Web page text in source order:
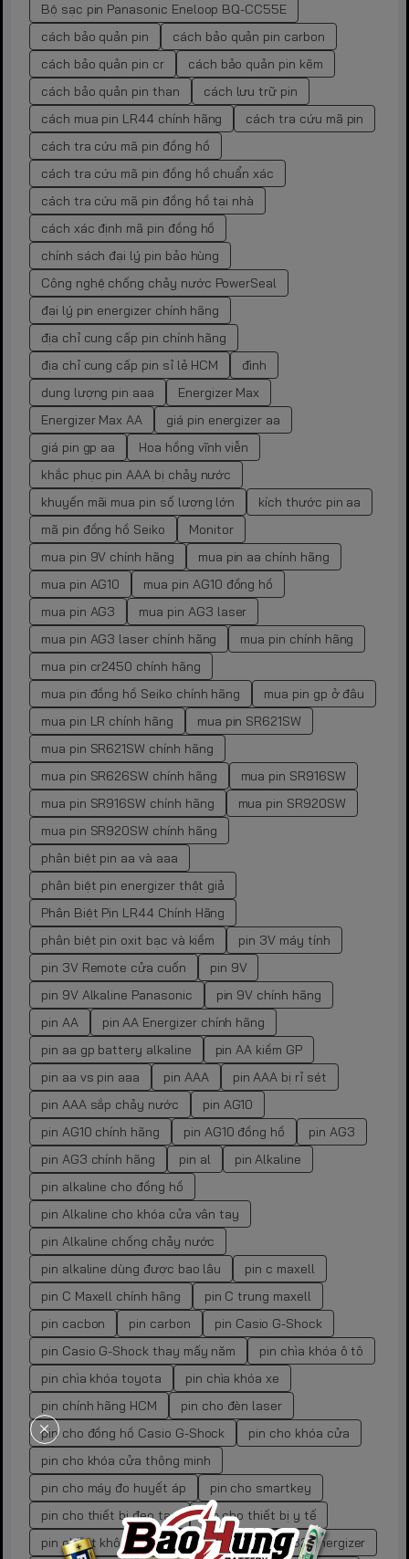
Bộ sạc pin Panasonic Eneloop BQ-CC55E
cách bảo quản pin
cách bảo quản pin carbon
cách bảo quản pin cr
cách bảo quản pin kẽm
cách bảo quản pin than
cách lưu trữ pin
cách mua pin LR44 chính hãng
cách tra cứu mã pin
cách tra cứu mã pin đồng hồ
cách tra cứu mã pin đồng hồ chuẩn xác
cách tra cứu mã pin đồng hồ tại nhà
cách xác định mã pin đồng hồ
chính sách đại lý pin bảo hùng
Công nghệ chống chảy nước PowerSeal
đại lý pin energizer chính hãng
địa chỉ cung cấp pin chính hãng
địa chỉ cung cấp pin sỉ lẻ HCM
đình
dung lượng pin aaa
Energizer Max
Energizer Max AA
giá pin energizer aa
giá pin gp aa
Hoa hồng vĩnh viễn
khắc phục pin AAA bị chảy nước
khuyến mãi mua pin số lượng lớn
kích thước pin aa
mã pin đồng hồ Seiko
Monitor
mua pin 9V chính hãng
mua pin aa chính hãng
mua pin AG10
mua pin AG10 đồng hồ
mua pin AG3
mua pin AG3 laser
mua pin AG3 laser chính hãng
mua pin chính hãng
mua pin cr2450 chính hãng
mua pin đồng hồ Seiko chính hãng
mua pin gp ở đâu
mua pin LR chính hãng
mua pin SR621SW
mua pin SR621SW chính hãng
mua pin SR626SW chính hãng
mua pin SR916SW
mua pin SR916SW chính hãng
mua pin SR920SW
mua pin SR920SW chính hãng
phân biệt pin aa và aaa
phân biệt pin energizer thật giả
Phân Biệt Pin LR44 Chính Hãng
phân biệt pin oxit bạc và kiềm
pin 3V máy tính
pin 3V Remote cửa cuốn
pin 9V
pin 9V Alkaline Panasonic
pin 9V chính hãng
pin AA
pin AA Energizer chính hãng
pin aa gp battery alkaline
pin AA kiềm GP
pin aa vs pin aaa
pin AAA
pin AAA bị rỉ sét
pin AAA sắp chảy nước
pin AG10
pin AG10 chính hãng
pin AG10 đồng hồ
pin AG3
pin AG3 chính hãng
pin al
pin Alkaline
pin alkaline cho đồng hồ
pin Alkaline cho khóa cửa vân tay
pin Alkaline chống chảy nước
pin alkaline dùng được bao lâu
pin c maxell
pin C Maxell chính hãng
pin C trung maxell
pin cacbon
pin carbon
pin Casio G-Shock
pin Casio G-Shock thay mấy năm
pin chìa khóa ô tô
pin chìa khóa toyota
pin chìa khóa xe
pin chính hãng HCM
pin cho đèn laser
pin cho đồng hồ Casio G-Shock
pin cho khóa cửa
pin cho khóa cửa thông minh
pin cho máy đo huyết áp
pin cho smartkey
pin cho thiết bị đeo tay
pin cho thiết bị y tế
pin chuột không dây
pin cr pin cr 2032 energizer